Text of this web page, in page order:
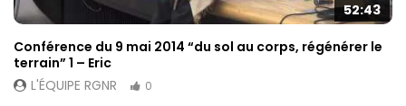
52:43
Conférence du 9 mai 2014 “du sol au corps, régénérer le
terrain” 1 – Eric
L'ÉQUIPE RGNR
0